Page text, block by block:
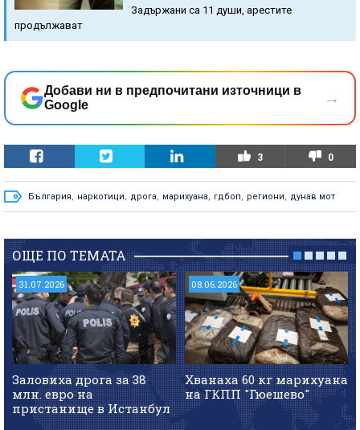
Задържани са 11 души, арестите
продължават
Добави ни в предпочитани източници в
Google
→
3 0
България, наркотици, дрога, марихуана, гдбоп, региони, дунав мот
ОЩЕ ПО ТЕМАТА
31.07.2026
Заловиха дрога за 38
млн. евро на
пристанище в Истанбул
08.06.2026
Хванаха 60 кг марихуана
на ГКПП "Гюешево"